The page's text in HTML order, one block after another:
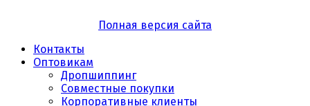
Полная версия сайта
Контакты
Оптовикам
Дропшиппинг
Совместные покупки
Корпоративные клиенты